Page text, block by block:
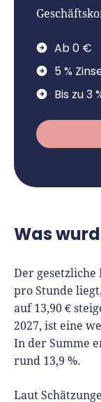
Ab 0 €
5 %
Bis zu 3
Was
Der gesetzliche
pro Stunde
auf 13,90 €
2027, ist eine
In der Summe
rund 13,9 %.
Laut